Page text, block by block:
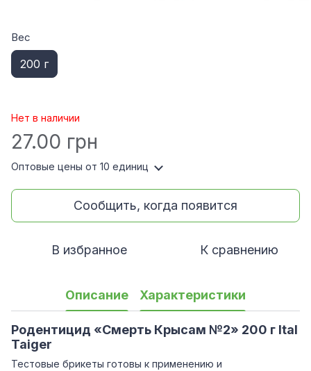
Вес
200 г
Нет в наличии
27.00 грн
Оптовые цены от 10 единиц
Сообщить, когда появится
В избранное К сравнению
Описание Характеристики
Родентицид «Смерть Крысам №2» 200 г Ital
Taiger
Тестовые брикеты готовы к применению и